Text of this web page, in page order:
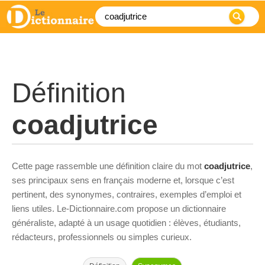
Définition
coadjutrice
Cette page rassemble une définition claire du mot coadjutrice,
ses principaux sens en français moderne et, lorsque c’est
pertinent, des synonymes, contraires, exemples d’emploi et
liens utiles. Le-Dictionnaire.com propose un dictionnaire
généraliste, adapté à un usage quotidien : élèves, étudiants,
rédacteurs, professionnels ou simples curieux.